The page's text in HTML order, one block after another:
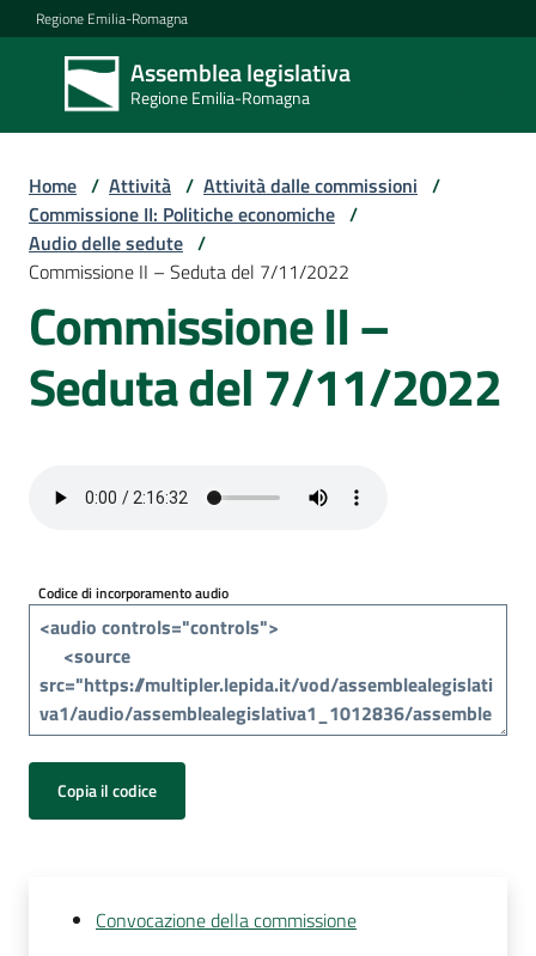
Vai al contenuto
Vai alla navigazione
Vai al footer
Regione Emilia-Romagna
Assemblea legislativa
Regione Emilia-Romagna
Assemblea
legislativa
Regione Emilia-
Assemblea
Attività
media
cittadini
Home / Attività / Attività dalle commissioni /
Commissione II: Politiche economiche /
Audio delle sedute /
Commissione II – Seduta del 7/11/2022
Commissione II –
Seduta del 7/11/2022
Codice di incorporamento audio
Copia il codice
Convocazione della commissione